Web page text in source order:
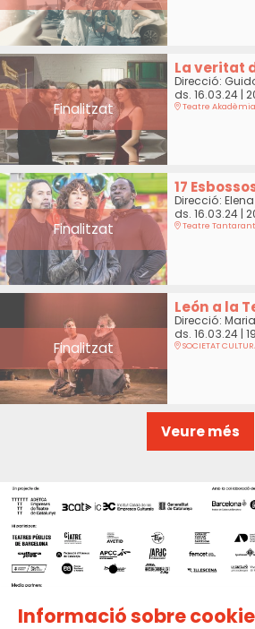
Finalitzat
La veritat
Direcció:
ds. 16.03.24|
Teatre Akadèmia
Finalitzat
17
Direcció:
ds. 16.03.24|
Teatre
Finalitzat
León a la
Direcció:
ds. 16.03.24|
SOCIETAT
Veure més
Informació sobre